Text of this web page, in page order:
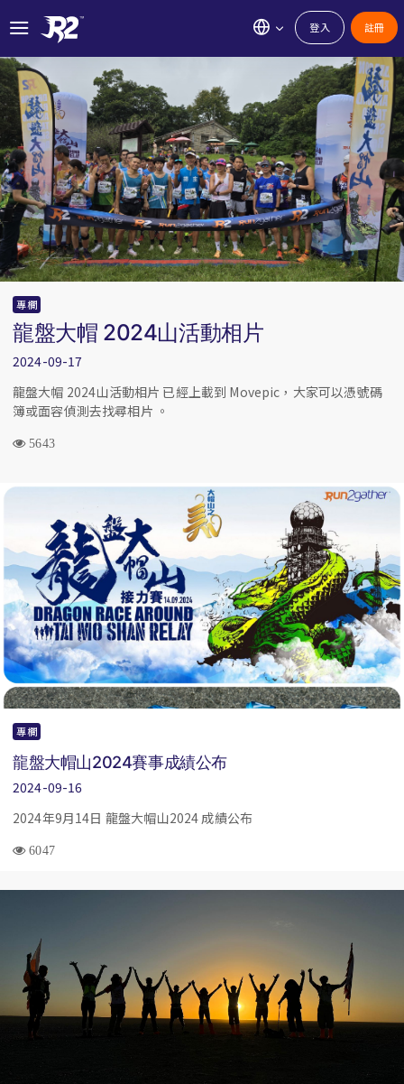
登入 註冊
專欄
龍盤大帽 2024山活動相片
2024-09-17
龍盤大帽 2024山活動相片 已經上載到 Movepic，大家可以憑號碼
簿或面容偵測去找尋相片 。
5643
專欄
龍盤大帽山2024賽事成績公布
2024-09-16
2024年9月14日 龍盤大帽山2024 成績公布
6047